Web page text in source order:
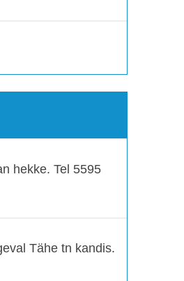
hekke. Tel 5595
Tähe tn kandis.